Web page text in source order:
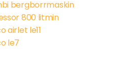
bergborrmaskin
800 litmin
airlet le11
le7